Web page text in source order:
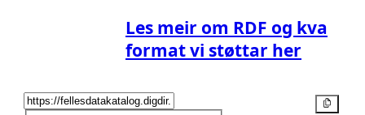
Les meir om RDF og kva
format vi støttar her